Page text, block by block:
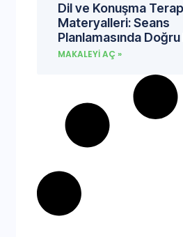
Dil ve Konuşma
Materyalleri: Seans
Planlamasında Doğru
MAKALEYI AÇ »